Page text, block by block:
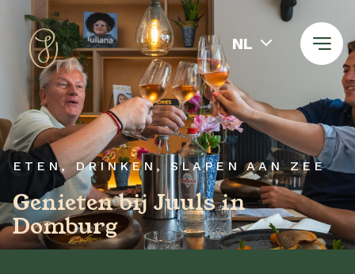
NL
ETEN, DRINKEN, SLAPEN AAN ZEE
Genieten bij Juuls in
Domburg